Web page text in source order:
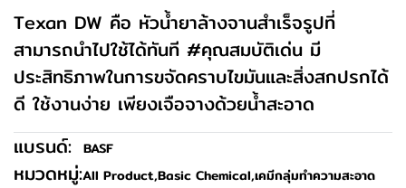
Texan DW คือ หัวน้ำยาล้างจานสำเร็จรูปที่
สามารถนำไปใช้ได้ทันที #คุณสมบัติเด่น มี
ประสิทธิภาพในการขจัดคราบไขมันและสิ่งสกปรกได้
ดี ใช้งานง่าย เพียงเจือจางด้วยน้ำสะอาด
แบรนด์: BASF
หมวดหมู่:All Product,Basic Chemical,เคมีกลุ่มทำความสะอาด